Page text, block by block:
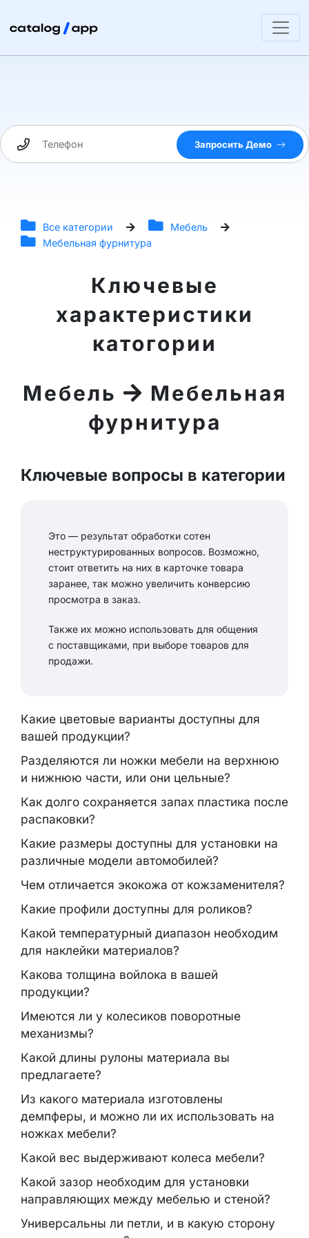
Запросить Демо
Все категории
Мебель
Мебельная фурнитура
Ключевые
характеристики
катогории
Мебель
Мебельная
фурнитура
Ключевые вопросы в категории
Это — результат обработки сотен
неструктурированных вопросов. Возможно,
стоит ответить на них в карточке товара
заранее, так можно увеличить конверсию
просмотра в заказ.
Также их можно использовать для общения
с поставщиками, при выборе товаров для
продажи.
Какие цветовые варианты доступны для
вашей продукции?
Разделяются ли ножки мебели на верхнюю
и нижнюю части, или они цельные?
Как долго сохраняется запах пластика после
распаковки?
Какие размеры доступны для установки на
различные модели автомобилей?
Чем отличается экокожа от кожзаменителя?
Какие профили доступны для роликов?
Какой температурный диапазон необходим
для наклейки материалов?
Какова толщина войлока в вашей
продукции?
Имеются ли у колесиков поворотные
механизмы?
Какой длины рулоны материала вы
предлагаете?
Из какого материала изготовлены
демпферы, и можно ли их использовать на
ножках мебели?
Какой вес выдерживают колеса мебели?
Какой зазор необходим для установки
направляющих между мебелью и стеной?
Универсальны ли петли, и в какую сторону